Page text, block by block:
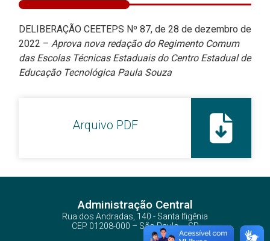
DELIBERAÇÃO CEETEPS Nº 87, de 28 de dezembro de
2022 – Aprova nova redação do Regimento Comum
das Escolas Técnicas Estaduais do Centro Estadual de
Educação Tecnológica Paula Souza
Arquivo PDF
Administração Central
Rua dos Andradas, 140 - Santa Ifigênia
CEP 01208-000 – São Paulo – SP